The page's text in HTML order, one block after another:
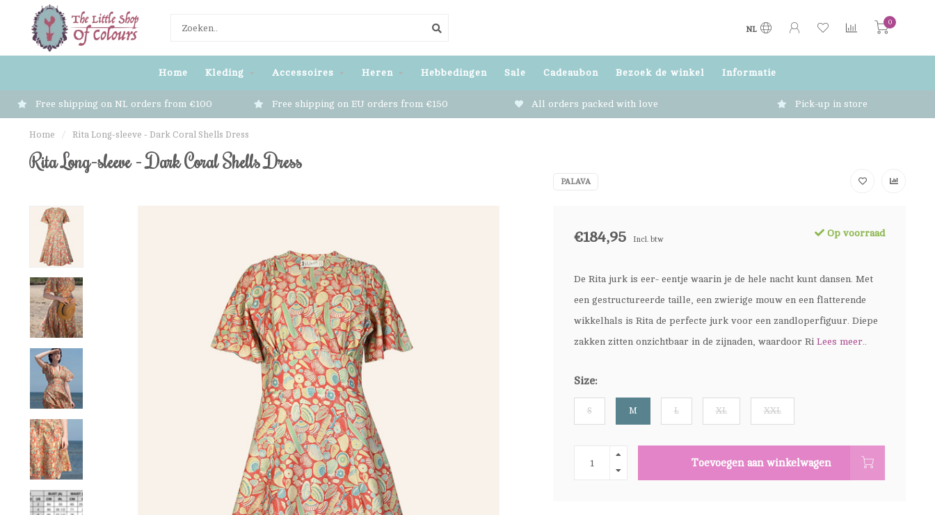
NL
0
Home Kleding Accessoires Heren Hebbedingen Sale Cadeaubon Bezoek de winkel Informatie
Free shipping on NL orders from €100 Free shipping on EU orders from €150 All orders packed with love Pick-up in store
Home / Rita Long-sleeve - Dark Coral Shells Dress
Rita Long-sleeve - Dark Coral Shells Dress
PALAVA
€184,95 Incl. btw
Op voorraad
De Rita jurk is eer- eentje waarin je de hele nacht kunt dansen. Met
een gestructureerde taille, een zwierige mouw en een flatterende
wikkelhals is Rita de perfecte jurk voor een zandloperfiguur. Diepe
zakken zitten onzichtbaar in de zijnaden, waardoor Ri Lees meer..
Size:
S M L XL XXL
Toevoegen aan winkelwagen